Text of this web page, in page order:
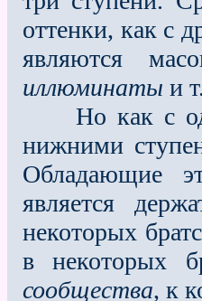
оттенки, как с
являются
иллюминаты и
Но как с
нижними
Обладающие
является
некоторых
в некоторых
сообщества, к